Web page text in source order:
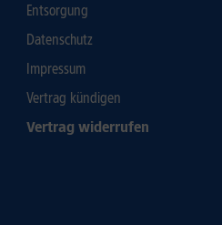
Entsorgung
Datenschutz
Impressum
Vertrag kündigen
Vertrag widerrufen